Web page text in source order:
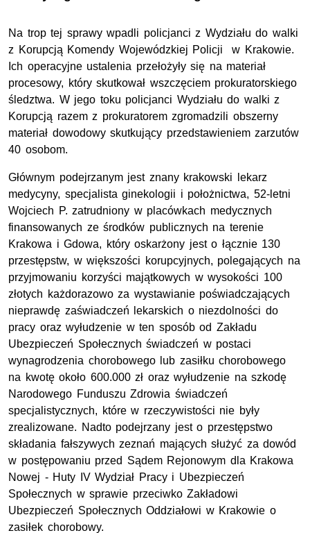
Na trop tej sprawy wpadli policjanci z Wydziału do walki
z Korupcją Komendy Wojewódzkiej Policji w Krakowie.
Ich operacyjne ustalenia przełożyły się na materiał
procesowy, który skutkował wszczęciem prokuratorskiego
śledztwa. W jego toku policjanci Wydziału do walki z
Korupcją razem z prokuratorem zgromadzili obszerny
materiał dowodowy skutkujący przedstawieniem zarzutów
40 osobom.
Głównym podejrzanym jest znany krakowski lekarz
medycyny, specjalista ginekologii i położnictwa, 52-letni
Wojciech P. zatrudniony w placówkach medycznych
finansowanych ze środków publicznych na terenie
Krakowa i Gdowa, który oskarżony jest o łącznie 130
przestępstw, w większości korupcyjnych, polegających na
przyjmowaniu korzyści majątkowych w wysokości 100
złotych każdorazowo za wystawianie poświadczających
nieprawdę zaświadczeń lekarskich o niezdolności do
pracy oraz wyłudzenie w ten sposób od Zakładu
Ubezpieczeń Społecznych świadczeń w postaci
wynagrodzenia chorobowego lub zasiłku chorobowego
na kwotę około 600.000 zł oraz wyłudzenie na szkodę
Narodowego Funduszu Zdrowia świadczeń
specjalistycznych, które w rzeczywistości nie były
zrealizowane. Nadto podejrzany jest o przestępstwo
składania fałszywych zeznań mających służyć za dowód
w postępowaniu przed Sądem Rejonowym dla Krakowa
Nowej - Huty IV Wydział Pracy i Ubezpieczeń
Społecznych w sprawie przeciwko Zakładowi
Ubezpieczeń Społecznych Oddziałowi w Krakowie o
zasiłek chorobowy.